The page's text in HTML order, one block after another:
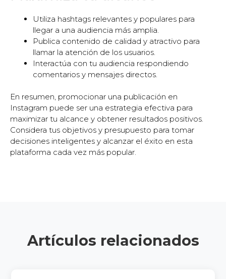
Utiliza hashtags relevantes y populares para
llegar a una audiencia más amplia.
Publica contenido de calidad y atractivo para
llamar la atención de los usuarios.
Interactúa con tu audiencia respondiendo
comentarios y mensajes directos.
En resumen, promocionar una publicación en
Instagram puede ser una estrategia efectiva para
maximizar tu alcance y obtener resultados positivos.
Considera tus objetivos y presupuesto para tomar
decisiones inteligentes y alcanzar el éxito en esta
plataforma cada vez más popular.
Artículos relacionados